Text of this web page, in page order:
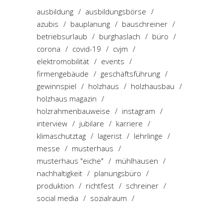
ausbildung
ausbildungsbörse
azubis
bauplanung
bauschreiner
betriebsurlaub
burghaslach
büro
corona
covid-19
cvjm
elektromobilität
events
firmengebäude
geschäftsführung
gewinnspiel
holzhaus
holzhausbau
holzhaus magazin
holzrahmenbauweise
instagram
interview
jubilare
karriere
klimaschutztag
lagerist
lehrlinge
messe
musterhaus
musterhaus "eiche"
mühlhausen
nachhaltigkeit
planungsbüro
produktion
richtfest
schreiner
social media
sozialraum